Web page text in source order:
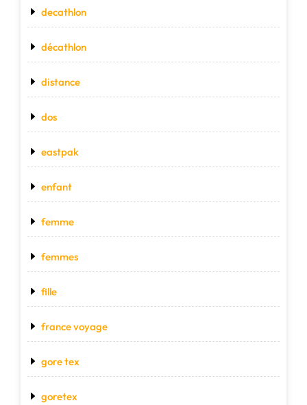
decathlon
décathlon
distance
dos
eastpak
enfant
femme
femmes
fille
france voyage
gore tex
goretex